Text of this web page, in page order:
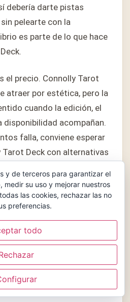
debería darte pistas
pelearte con la
es parte de lo que hace
el precio. Connolly Tarot
atraer por estética, pero la
cuando la edición, el
disponibilidad acompañan.
falla, conviene esperar
Deck con alternativas
todavía dudas, vuelve al
aprendizaje,
Connolly Tarot Deck en
ordena mejor la decisión
sueltas, porque te
usarás Connolly Tarot Deck
casa.
y de terceros para garantizar el
medir su uso y mejorar nuestros
las cookies, rechazar las no
preferencias.
todo